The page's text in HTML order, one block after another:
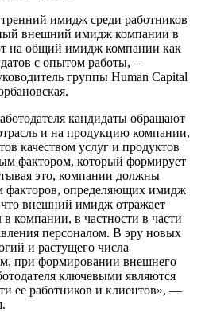
имидж среди работников
внешний имидж компании в
на общий имидж компании как
с опытом работы, –
группы Human Capital
кандидаты обращают
и на продукцию компании,
качеством услуг и продуктов
фактором, который формирует
это, компании должны
факторов, определяющих имидж
что внешний имидж отражает
в компании, в частности в части
персоналом. В эру новых
и растущего числа
при формировании внешнего
ключевыми являются
ее работников и клиентов», —